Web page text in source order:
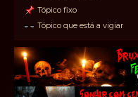
Tópico fixo
Tópico que está a vigiar